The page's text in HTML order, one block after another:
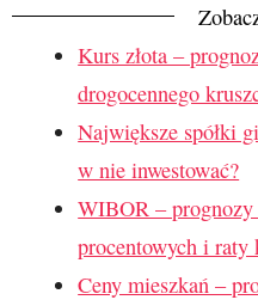
Kurs złota –
drogocennego
Największe spółki
w nie inwestować?
WIBOR –
procentowych i raty
Ceny mieszkań –